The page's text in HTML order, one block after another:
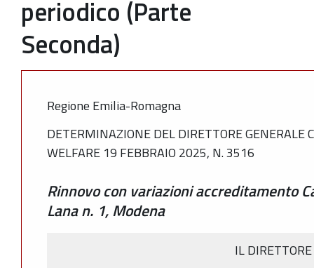
periodico (Parte
Seconda)
Regione Emilia-Romagna
DETERMINAZIONE DEL DIRETTORE GENERALE
WELFARE 19 FEBBRAIO 2025, N. 3516
Rinnovo con variazioni accreditamento
Lana n. 1, Modena
IL DIRETTORE